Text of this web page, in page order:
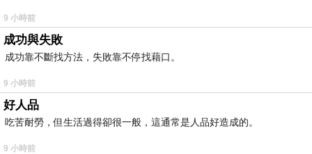
9 小時前
成功與失敗
成功靠不斷找方法，失敗靠不停找藉口。
9 小時前
好人品
吃苦耐勞，但生活過得卻很一般，這通常是人品好造成的。
9 小時前